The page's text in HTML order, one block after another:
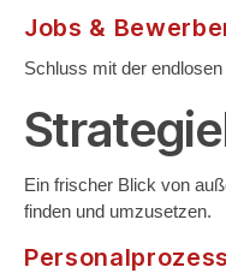
Jobs &
Schluss mit der
Ein frischer Blick von
finden und umzusetzen.